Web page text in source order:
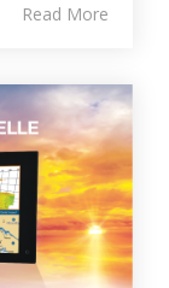
Read More